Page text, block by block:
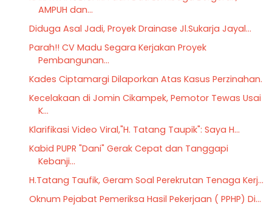
AMPUH dan...
Diduga Asal Jadi, Proyek Drainase Jl.Sukarja Jayal...
Parah!! CV Madu Segara Kerjakan Proyek
Pembangunan...
Kades Ciptamargi Dilaporkan Atas Kasus Perzinahan.
Kecelakaan di Jomin Cikampek, Pemotor Tewas Usai
K...
Klarifikasi Video Viral,"H. Tatang Taupik": Saya H...
Kabid PUPR "Dani" Gerak Cepat dan Tanggapi
Kebanji...
H.Tatang Taufik, Geram Soal Perekrutan Tenaga Kerj...
Oknum Pejabat Pemeriksa Hasil Pekerjaan ( PPHP) Di...